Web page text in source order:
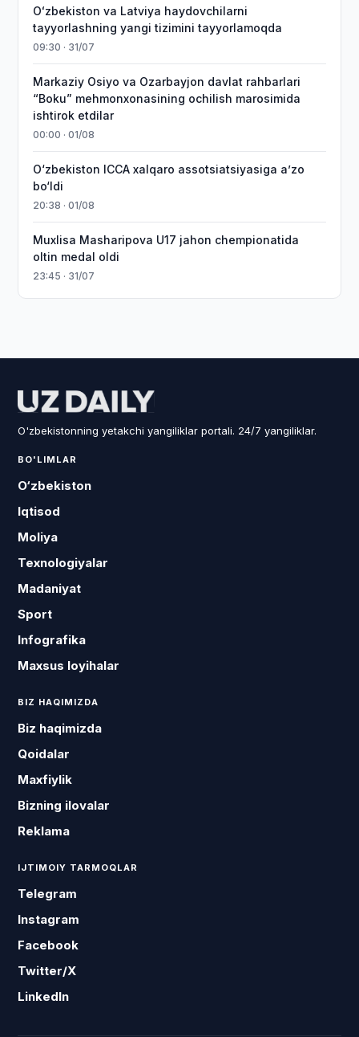
Oʻzbekiston va Latviya haydovchilarni
tayyorlashning yangi tizimini tayyorlamoqda
09:30 · 31/07
Markaziy Osiyo va Ozarbayjon davlat rahbarlari
“Boku” mehmonxonasining ochilish marosimida
ishtirok etdilar
00:00 · 01/08
O‘zbekiston ICCA xalqaro assotsiatsiyasiga aʼzo
bo‘ldi
20:38 · 01/08
Muxlisa Masharipova U17 jahon chempionatida
oltin medal oldi
23:45 · 31/07
O'zbekistonning yetakchi yangiliklar portali. 24/7 yangiliklar.
BO'LIMLAR
O‘zbekiston
Iqtisod
Moliya
Texnologiyalar
Madaniyat
Sport
Infografika
Maxsus loyihalar
BIZ HAQIMIZDA
Biz haqimizda
Qoidalar
Maxfiylik
Bizning ilovalar
Reklama
IJTIMOIY TARMOQLAR
Telegram
Instagram
Facebook
Twitter/X
LinkedIn